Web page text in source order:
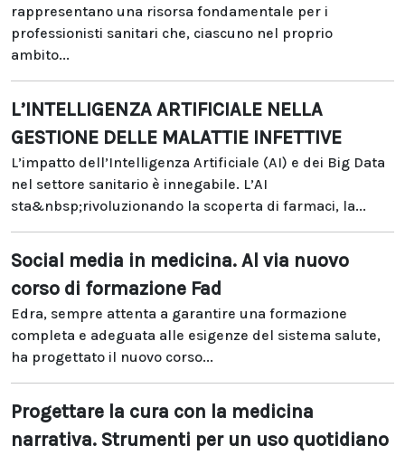
rappresentano una risorsa fondamentale per i
professionisti sanitari che, ciascuno nel proprio
ambito...
L’INTELLIGENZA ARTIFICIALE NELLA
GESTIONE DELLE MALATTIE INFETTIVE
L’impatto dell’Intelligenza Artificiale (AI) e dei Big Data
nel settore sanitario è innegabile. L’AI
sta&nbsp;rivoluzionando la scoperta di farmaci, la...
Social media in medicina. Al via nuovo
corso di formazione Fad
Edra, sempre attenta a garantire una formazione
completa e adeguata alle esigenze del sistema salute,
ha progettato il nuovo corso...
Progettare la cura con la medicina
narrativa. Strumenti per un uso quotidiano